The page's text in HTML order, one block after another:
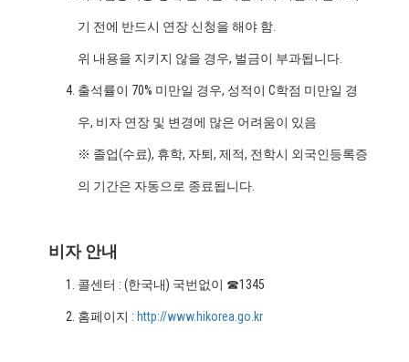
기 전에 반드시 연장 신청을 해야 함.
위 내용을 지키지 않을 경우, 벌금이 부과됩니다.
출석률이 70% 미만일 경우, 성적이 C학점 미만일 경
우, 비자 연장 및 변경에 많은 어려움이 있음
※ 졸업(수료), 휴학, 자퇴, 제적, 전학시 외국인등록증
의 기간은 자동으로 종료됩니다.
비자 안내
콜센터 : (한국내) 국번없이 ☎1345
홈페이지 : http://www.hikorea.go.kr